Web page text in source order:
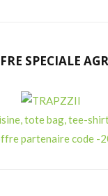
SPECIALE
tote bag, tee-
partenaire code -